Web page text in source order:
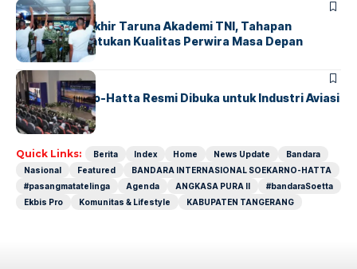
BERITA
Sidang Pantukhir Taruna Akademi TNI, Tahapan
Strategis Tentukan Kualitas Perwira Masa Depan
BANDARA BERITA
IALC Soekarno-Hatta Resmi Dibuka untuk Industri Aviasi
Dunia
Quick Links: Berita Index Home News Update
Bandara
Nasional
Featured
BANDARA INTERNASIONAL SOEKARNO-HATTA
#pasangmatatelinga
Agenda ANGKASA PURA II
#bandaraSoetta
Ekbis Pro
Komunitas & Lifestyle KABUPATEN TANGERANG